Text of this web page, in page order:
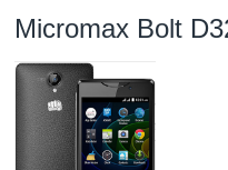
Micromax Bolt